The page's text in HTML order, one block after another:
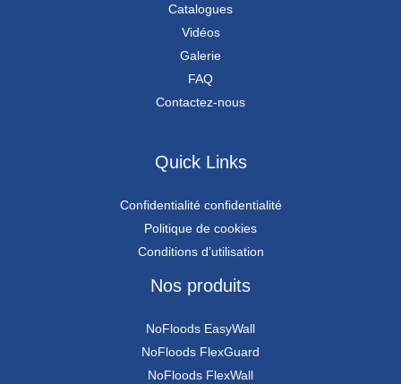
Catalogues
Vidéos
Galerie
FAQ
Contactez-nous
Quick Links
Confidentialité confidentialité
Politique de cookies
Conditions d’utilisation
Nos produits
NoFloods EasyWall
NoFloods FlexGuard
NoFloods FlexWall